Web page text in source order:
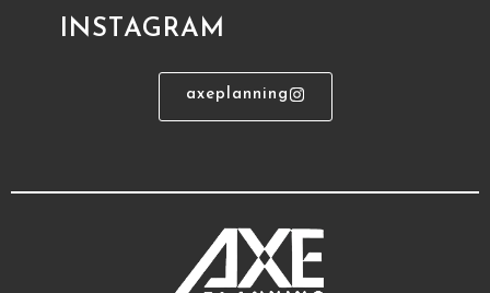
INSTAGRAM
axeplanning